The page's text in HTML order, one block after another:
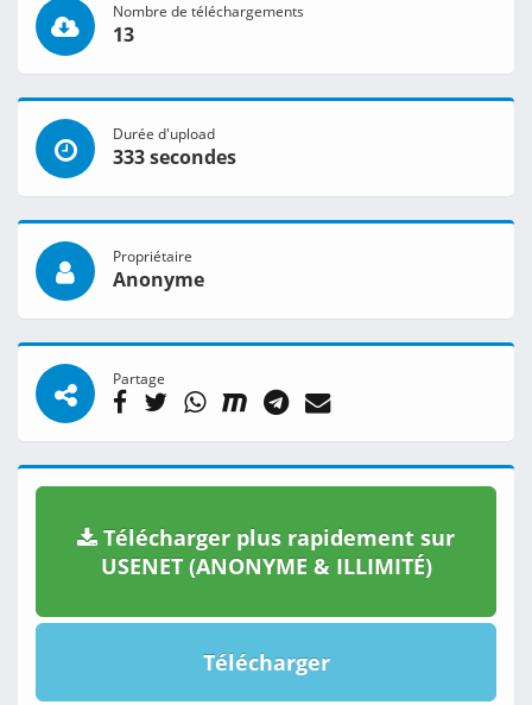
Nombre de téléchargements
13
Durée d'upload
333 secondes
Propriétaire
Anonyme
Partage
Télécharger plus rapidement sur
USENET (ANONYME & ILLIMITÉ)
Télécharger